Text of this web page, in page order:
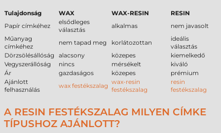
Tulajdonság WAX WAX-RESIN
RESIN
Papír címkéhez
elsődleges
választás
alkalmas
nem javasolt
Műanyag
címkéhez
nem tapad meg korlátozottan
ideális
választás
Dörzsölésállóság
alacsony közepes
kiemelkedő
Vegyszerállóság
nincs mérsékelt
kiváló
Ár
gazdaságos közepes
prémium
Ajánlott
felhasználás
wax festékszalag
wax-resin
festékszalag
resin
festékszalag
A RESIN FESTÉKSZALAG MILYEN CÍMKE
TÍPUSHOZ AJÁNLOTT?